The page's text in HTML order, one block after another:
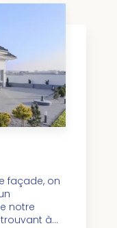
façade, on
notre
à...